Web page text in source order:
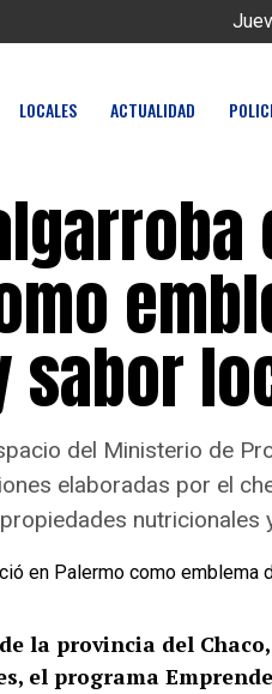
LOCALES ACTUALIDAD
sabor
del Ministerio de
elaboradas por el
la provincia del
el programa